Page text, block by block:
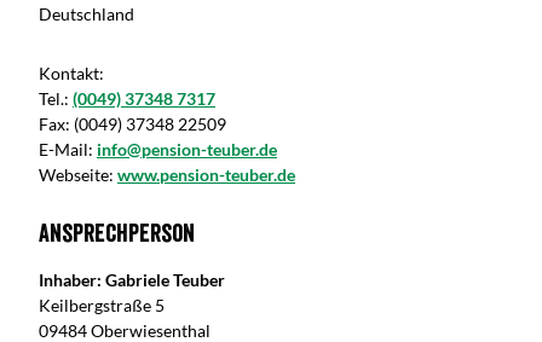
Deutschland
Kontakt:
Tel.: (0049) 37348 7317
Fax: (0049) 37348 22509
E-Mail: info@pension-teuber.de
Webseite: www.pension-teuber.de
Ansprechperson
Inhaber: Gabriele Teuber
Keilbergstraße 5
09484 Oberwiesenthal